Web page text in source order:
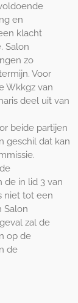
en
klacht
Salon
zo
Voor
Wkkgz van
deel uit van
beide partijen
geschil dat kan
de in lid 3 van
niet tot een
Salon
zal de
op de
de